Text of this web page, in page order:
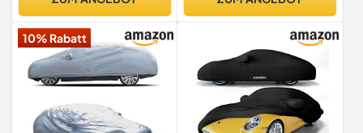
Sänfte Limousine Silber
10% Rabatt